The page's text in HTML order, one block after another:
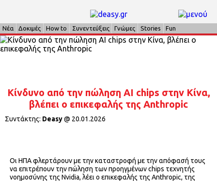
Νέα Δοκιμές How to Συνεντεύξεις Γνώμες Stories Fun
Κίνδυνο από την πώληση AI chips στην Κίνα,
βλέπει ο επικεφαλής της Anthropic
Συντάκτης: Deasy@ 20.01.2026
Οι ΗΠΑ φλερτάρουν με την καταστροφή με την απόφασή τους
να επιτρέπουν την πώληση των προηγμένων chips τεχνητής
νοημοσύνης της Νvidia, λέει ο επικεφαλής της Anthropic, της